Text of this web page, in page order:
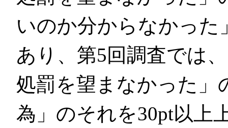
いのか分からなかった
あり、第5回調査では
処罰を望まなかった」
為」のそれを30pt以上